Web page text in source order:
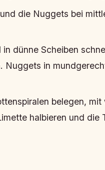
die Nuggets bei
dünne Scheiben
Nuggets in
belegen, mit
halbieren und die